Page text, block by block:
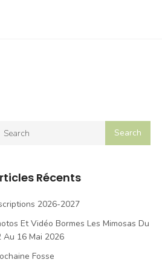
Récents
2026-2027
Et Vidéo Bormes Les Mimosas Du
Au 16 Mai 2026
Fosse